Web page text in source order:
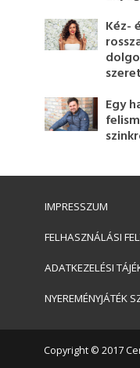
Kéz-
Egy
IMPRESSZUM
FELHASZNÁLÁSI
ADATKEZELÉSI
NYEREMÉNYJÁTÉK
Copyright © 2017